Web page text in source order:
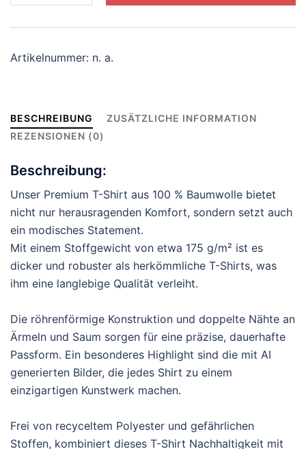
tiger
Menge
Artikelnummer: n. a.
BESCHREIBUNG
ZUSÄTZLICHE INFORMATION
REZENSIONEN (0)
Beschreibung:
Unser Premium T-Shirt aus 100 % Baumwolle bietet
nicht nur herausragenden Komfort, sondern setzt auch
ein modisches Statement.
Mit einem Stoffgewicht von etwa 175 g/m² ist es
dicker und robuster als herkömmliche T-Shirts, was
ihm eine langlebige Qualität verleiht.
Die röhrenförmige Konstruktion und doppelte Nähte an
Ärmeln und Saum sorgen für eine präzise, dauerhafte
Passform. Ein besonderes Highlight sind die mit AI
generierten Bilder, die jedes Shirt zu einem
einzigartigen Kunstwerk machen.
Frei von recyceltem Polyester und gefährlichen
Stoffen, kombiniert dieses T-Shirt Nachhaltigkeit mit